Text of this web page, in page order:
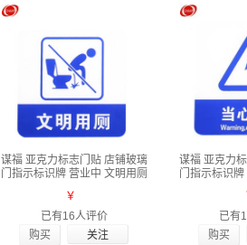
谋福 亚克力标志门贴 店铺玻璃
门指示标识牌 营业中 文明用厕
￥
已有16人评价
购买
谋福 亚克力
门指示标识
已有
购买